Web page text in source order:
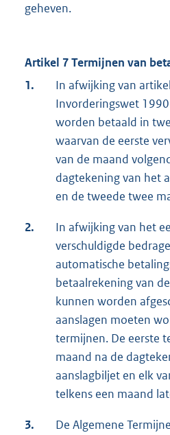
geheven.
Artikel 7 Termijnen van
1.
In afwijking van
Invorderingswet
worden betaald in
waarvan de eerste
van de maand
dagtekening van het
en de tweede twee
2.
In afwijking van het
verschuldigde
automatische
betaalrekening van
kunnen worden
aanslagen moeten
termijnen. De eerste
maand na de
aanslagbiljet en elk
telkens een maand
3.
De Algemene